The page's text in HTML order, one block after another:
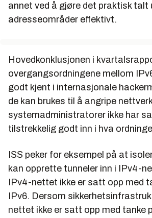
annet ved å gjøre det praktisk talt
adresseområder effektivt.
Hovedkonklusjonen i
overgangsordningene mellom
godt kjent i internasjonale
de kan brukes til å angripe
systemadministratorer ikke har
tilstrekkelig godt inn i hva
ISS peker for eksempel på at
kan opprette tunneler inn i IPv4-
IPv4-nettet ikke er satt opp med
IPv6. Dersom
nettet ikke er satt opp med tanke